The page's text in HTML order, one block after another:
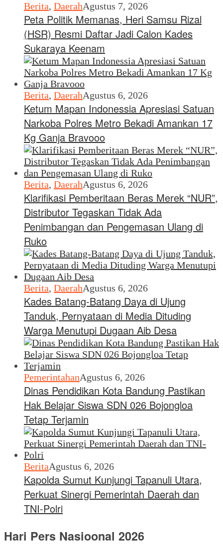
Berita, DaerahAgustus 7, 2026
Peta Politik Memanas, Heri Samsu Rizal
(HSR) Resmi Daftar Jadi Calon Kades
Sukaraya Keenam
Berita, DaerahAgustus 6, 2026
Ketum Mapan Indonessia Apresiasi Satuan
Narkoba Polres Metro Bekadi Amankan 17
Kg Ganja Bravooo
Berita, DaerahAgustus 6, 2026
Klarifikasi Pemberitaan Beras Merek “NUR”,
Distributor Tegaskan Tidak Ada
Penimbangan dan Pengemasan Ulang di
Ruko
Berita, DaerahAgustus 6, 2026
Kades Batang-Batang Daya di Ujung
Tanduk, Pernyataan di Media Dituding
Warga Menutupi Dugaan Aib Desa
PemerintahanAgustus 6, 2026
Dinas Pendidikan Kota Bandung Pastikan
Hak Belajar Siswa SDN 026 Bojongloa
Tetap Terjamin
BeritaAgustus 6, 2026
Kapolda Sumut Kunjungi Tapanuli Utara,
Perkuat Sinergi Pemerintah Daerah dan
TNI-Polri
Hari Pers Nasioonal 2026